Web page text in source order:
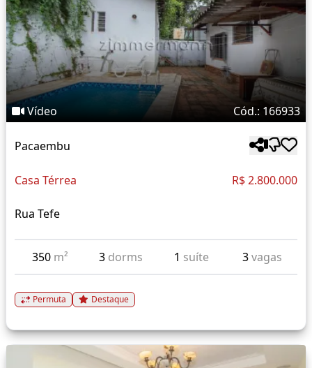
Vídeo Cód.: 166933
Pacaembu
Casa Térrea R$ 2.800.000
Rua Tefe
350 m² 3 dorms 1 suíte 3vagas
Permuta Destaque